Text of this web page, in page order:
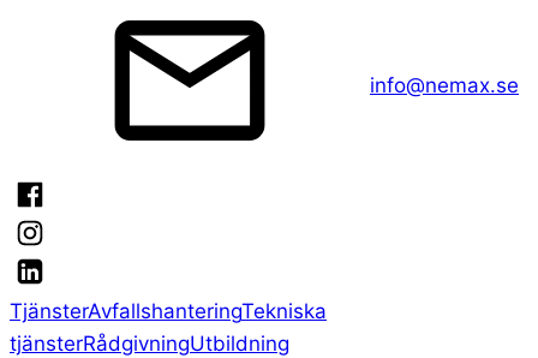
info@nemax.se
TjänsterAvfallshanteringTekniska
tjänsterRådgivningUtbildning